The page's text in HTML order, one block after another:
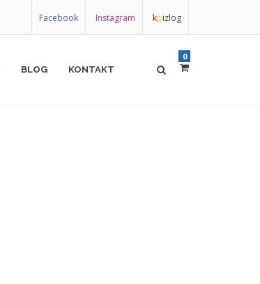
Facebook Instagram kpizlog
BLOG KONTAKT
0